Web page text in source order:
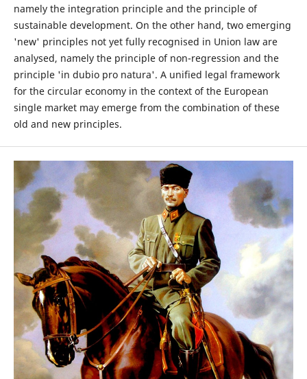
namely the integration principle and the principle of
sustainable development. On the other hand, two emerging
'new' principles not yet fully recognised in Union law are
analysed, namely the principle of non-regression and the
principle 'in dubio pro natura'. A unified legal framework
for the circular economy in the context of the European
single market may emerge from the combination of these
old and new principles.